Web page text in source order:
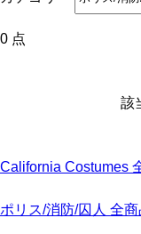
0 点
該
California Costumes
ポリス/消防/囚人 全商